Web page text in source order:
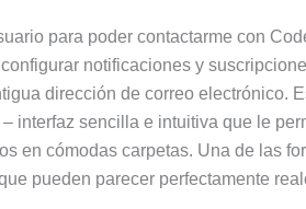
para poder contactarme con
notificaciones y
dirección de correo electrónico.
interfaz sencilla e intuitiva que le
en cómodas carpetas. Una de las
pueden parecer perfectamente